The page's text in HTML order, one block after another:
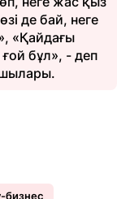
де бай, неге
«Қайдағы
бұл», - деп
бизнес